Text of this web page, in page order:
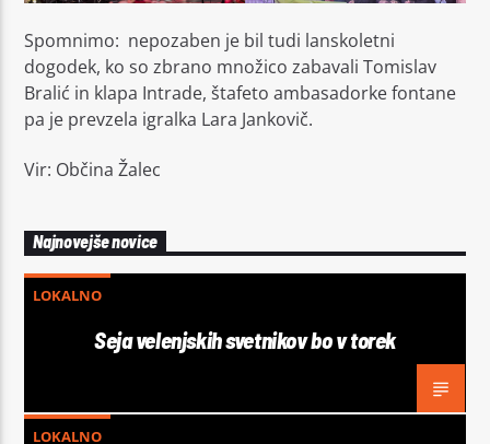
Spomnimo: nepozaben je bil tudi lanskoletni
dogodek, ko so zbrano množico zabavali Tomislav
Bralić in klapa Intrade, štafeto ambasadorke fontane
pa je prevzela igralka Lara Jankovič.
Vir: Občina Žalec
Najnovejše novice
LOKALNO
Seja velenjskih svetnikov bo v torek
LOKALNO